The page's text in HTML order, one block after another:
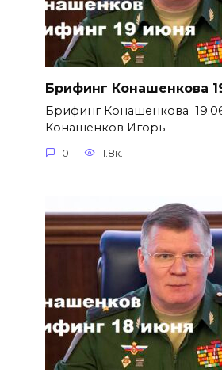
Брифинг Конашенкова
Брифинг Конашенкова
Конашенков Игорь
0 1.8к.